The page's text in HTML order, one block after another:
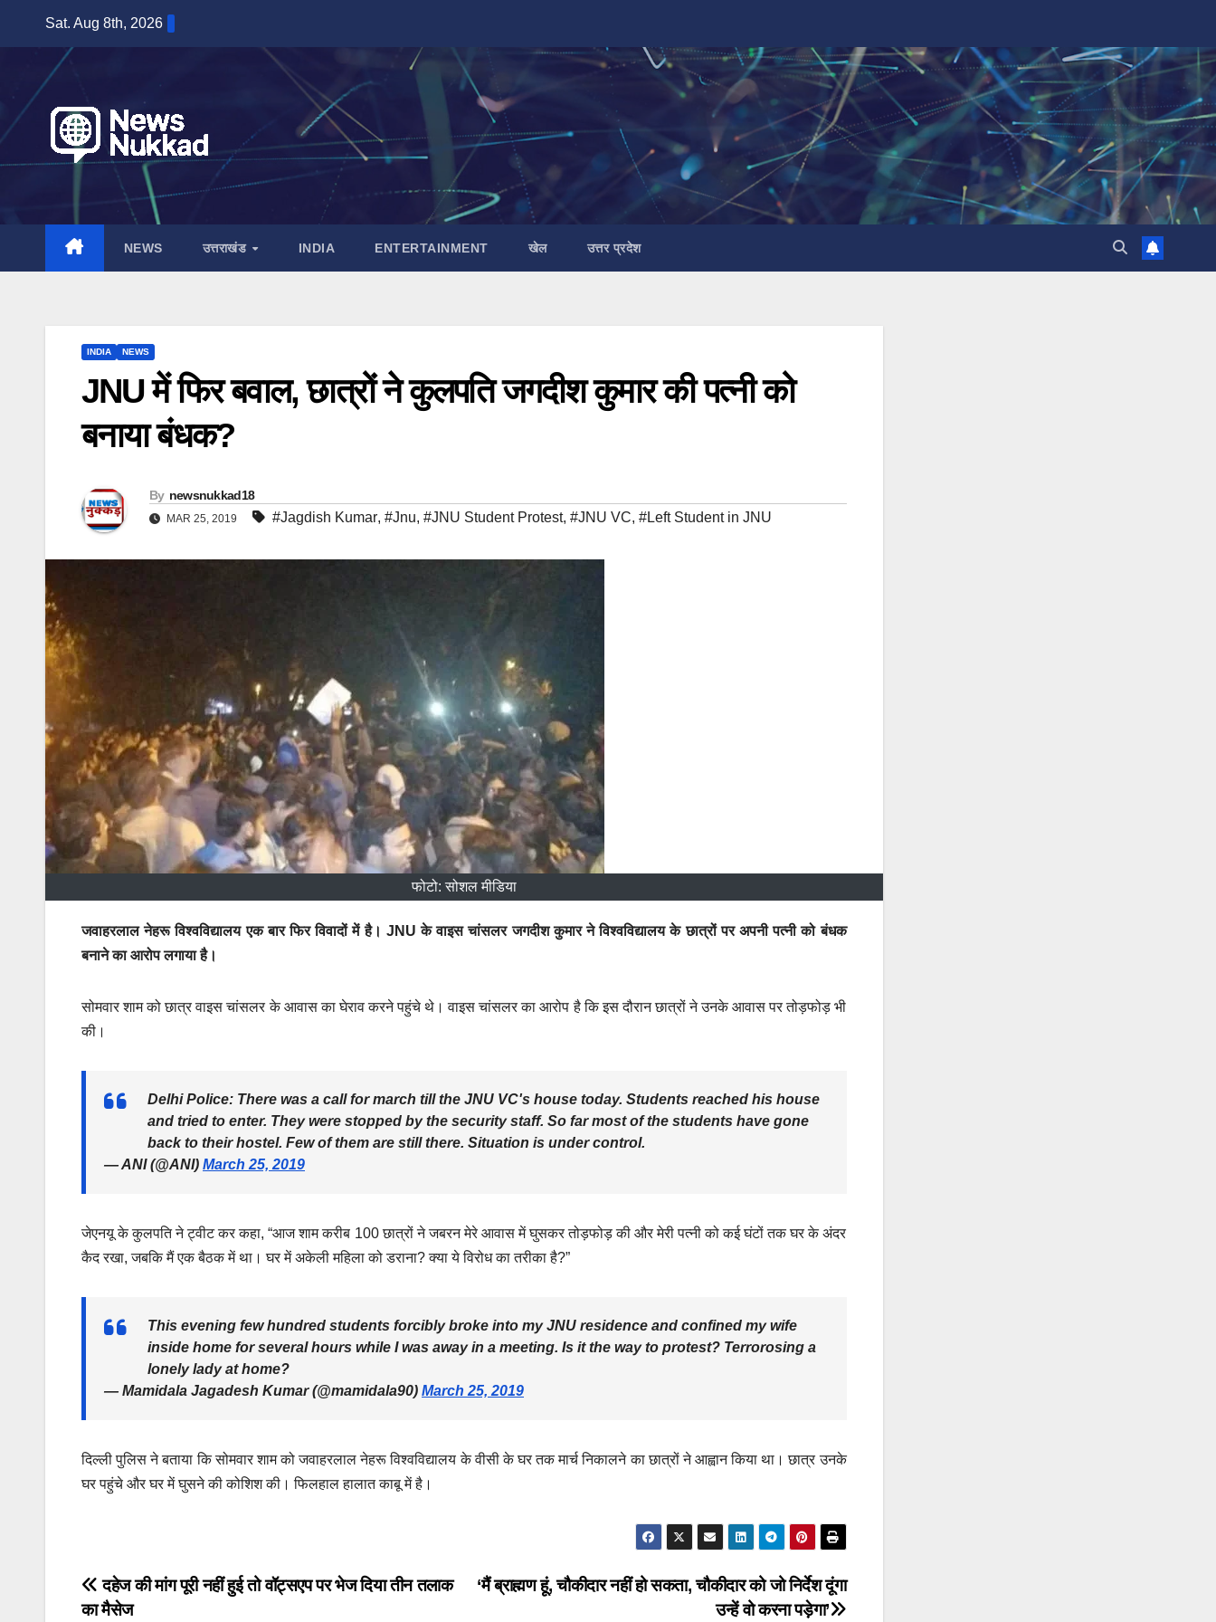
Sat. Aug 8th, 2026
NEWS उत्तराखंड INDIA ENTERTAINMENT खेल उत्तर प्रदेश
INDIA NEWS
JNU में फिर बवाल, छात्रों ने कुलपति जगदीश कुमार की पत्नी को
बनाया बंधक?
By newsnukkad18
MAR 25, 2019 #Jagdish Kumar, #Jnu, #JNU Student Protest, #JNU VC, #Left Student in JNU
फोटो: सोशल मीडिया
जवाहरलाल नेहरू विश्वविद्यालय एक बार फिर विवादों में है। JNU के वाइस चांसलर जगदीश कुमार ने विश्वविद्यालय के छात्रों पर अपनी पत्नी को बंधक
बनाने का आरोप लगाया है।
सोमवार शाम को छात्र वाइस चांसलर के आवास का घेराव करने पहुंचे थे। वाइस चांसलर का आरोप है कि इस दौरान छात्रों ने उनके आवास पर तोड़फोड़ भी
की।
Delhi Police: There was a call for march till the JNU VC's house today. Students reached his house
and tried to enter. They were stopped by the security staff. So far most of the students have gone
back to their hostel. Few of them are still there. Situation is under control.
— ANI (@ANI) March 25, 2019
जेएनयू के कुलपति ने ट्वीट कर कहा, “आज शाम करीब 100 छात्रों ने जबरन मेरे आवास में घुसकर तोड़फोड़ की और मेरी पत्नी को कई घंटों तक घर के अंदर
कैद रखा, जबकि मैं एक बैठक में था। घर में अकेली महिला को डराना? क्या ये विरोध का तरीका है?”
This evening few hundred students forcibly broke into my JNU residence and confined my wife
inside home for several hours while I was away in a meeting. Is it the way to protest? Terrorosing a
lonely lady at home?
— Mamidala Jagadesh Kumar (@mamidala90) March 25, 2019
दिल्ली पुलिस ने बताया कि सोमवार शाम को जवाहरलाल नेहरू विश्वविद्यालय के वीसी के घर तक मार्च निकालने का छात्रों ने आह्वान किया था। छात्र उनके
घर पहुंचे और घर में घुसने की कोशिश की। फिलहाल हालात काबू में है।
Post
‘मैं ब्राह्मण हूं, चौकीदार नहीं हो सकता, चौकीदार को जो निर्देश दूंगा
उन्हें वो करना पड़ेगा’
दहेज की मांग पूरी नहीं हुई तो वॉट्सएप पर भेज दिया तीन तलाक
का मैसेज